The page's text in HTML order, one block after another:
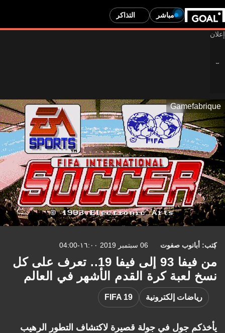
مباشر التذاكر
Gamefabrique
كتب: أبانوب صفوت 06 سبتمبر 2019 ١٦:٠٠-04:00
من فيفا 93 إلى فيفا 19.. تعرف على كل
نسخ لعبة كرة القدم الأشهر في العالم
رياضات إلكترونية FIFA 19
يأخذكم جول في جولة قصيرة لاكتشاف التطور الرهيب